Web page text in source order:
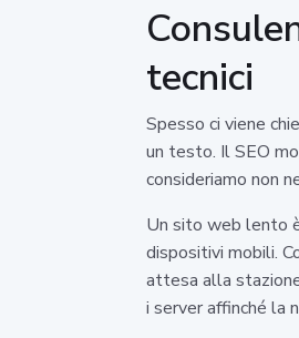
tecnici
Spesso ci viene
un testo. Il SEO
consideriamo non
Un sito web lento
dispositivi mobili.
attesa alla
i server affinché la